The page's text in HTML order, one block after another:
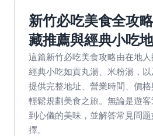
新竹必吃美食全攻
藏推薦與經典小吃
這篇新竹必吃美食攻略由在地
經典小吃如貢丸湯、米粉湯，以
提供完整地址、營業時間、價
輕鬆規劃美食之旅。無論是遊
到心儀的美味，並解答常見問
擇。